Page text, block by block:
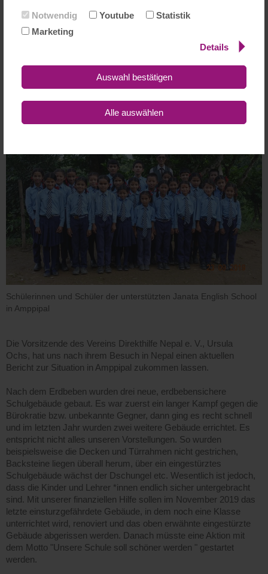
Notwendig Youtube
Statistik
Marketing
Details
Auswahl bestätigen
Alle auswählen
Ein Teil der Janata-English School mit drei neuen bzw. renovierten
Gebäuden;
Schülerinnen und Schüler der unterstützten Janata English School
in Amppipal
Die Vorsitzende des Vereins Direkthilfe Nepal e. V., Ursula
Ochs, hat uns nach ihrem Besuch in Nepal einen aktuellen
Bericht zur Situation in Amppipal zukommen lassen.
Nach dem Erdbeben wurden drei neue, erdbebensichere
Schulgebäude gebaut. Es war zuerst ein langer Kampf gegen die
Bürokratie bzw. unbekannte Gegner, dann ging es recht schnell
und im letzten Jahr wurden zwei weitere Gebäude errichtet. Es
entspricht nicht alles unseren Vorstellungen. So wurden
beispielsweise die Decken und Türrahmen nicht gestrichen,
Backsteine liegen überall herum, über ein eingestürztes
Schulgebäude wächst der Dschungel etc. Wesentlich ist jedoch,
dass die Kinder und Lehrer *innen endlich sicher untergebracht
sind. Mit unserer finanziellen Hilfe sollen im November 2019 das
letzte einsturzgefährdete Gebäude, in dem noch eine Klasse
unterrichtet wird, renoviert und das oben erwähnte eingestürzte
Gebäude abgerissen werden. Danach müsste eine Aktion mit
dem Motto "Unsere Schule soll schöner werden " gestartet
werden.